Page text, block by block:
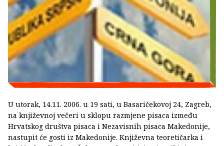
U utorak, 14.11. 2006. u 19 sati, u Basaričekovoj 24, Zagreb,
na književnoj večeri u sklopu razmjene pisaca između
Hrvatskog društva pisaca i Nezavisnih pisaca Makedonije,
nastupit će gosti iz Makedonije. Književna teoretičarka i